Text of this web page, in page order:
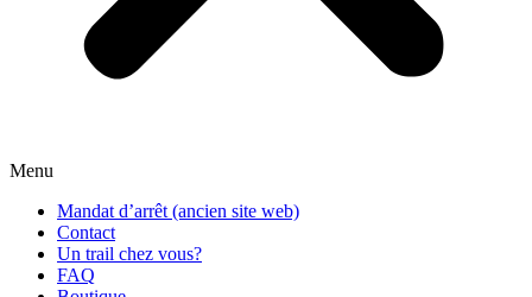
Menu
Mandat d’arrêt (ancien site web)
Contact
Un trail chez vous?
FAQ